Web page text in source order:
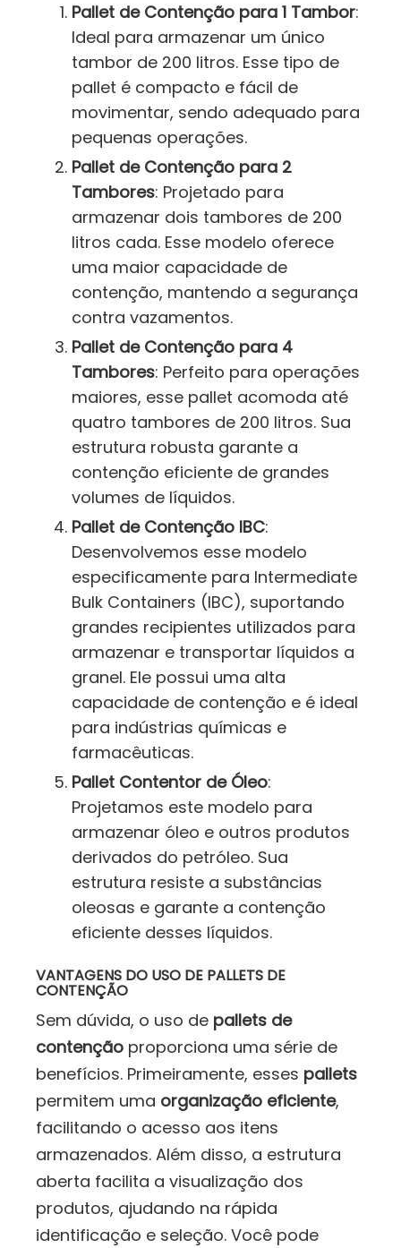
Pallet de Contenção para 1 Tambor:
Ideal para armazenar um único
tambor de 200 litros. Esse tipo de
pallet é compacto e fácil de
movimentar, sendo adequado para
pequenas operações.
Pallet de Contenção para 2
Tambores: Projetado para
armazenar dois tambores de 200
litros cada. Esse modelo oferece
uma maior capacidade de
contenção, mantendo a segurança
contra vazamentos.
Pallet de Contenção para 4
Tambores: Perfeito para operações
maiores, esse pallet acomoda até
quatro tambores de 200 litros. Sua
estrutura robusta garante a
contenção eficiente de grandes
volumes de líquidos.
Pallet de Contenção IBC:
Desenvolvemos esse modelo
especificamente para Intermediate
Bulk Containers (IBC), suportando
grandes recipientes utilizados para
armazenar e transportar líquidos a
granel. Ele possui uma alta
capacidade de contenção e é ideal
para indústrias químicas e
farmacêuticas.
Pallet Contentor de Óleo:
Projetamos este modelo para
armazenar óleo e outros produtos
derivados do petróleo. Sua
estrutura resiste a substâncias
oleosas e garante a contenção
eficiente desses líquidos.
VANTAGENS DO USO DE PALLETS DE
CONTENÇÃO
Sem dúvida, o uso de pallets de
contenção proporciona uma série de
benefícios. Primeiramente, esses pallets
permitem uma organização eficiente,
facilitando o acesso aos itens
armazenados. Além disso, a estrutura
aberta facilita a visualização dos
produtos, ajudando na rápida
identificação e seleção. Você pode